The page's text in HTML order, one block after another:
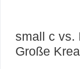
small c vs.
Große